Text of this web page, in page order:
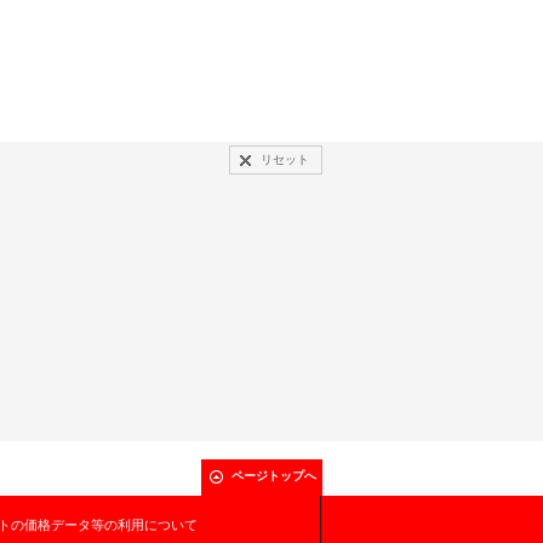
リセット
ページトップへ
の価格データ等の利用について